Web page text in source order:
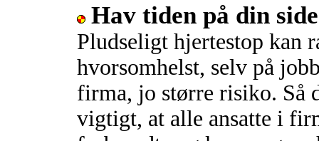
Hav tiden på din side
Pludseligt hjertestop kan
hvorsomhelst, selv på
firma, jo større risiko. Så
vigtigt, at alle ansatte i